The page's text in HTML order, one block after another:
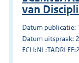
van
Datum publicatie:
Datum uitspraak: